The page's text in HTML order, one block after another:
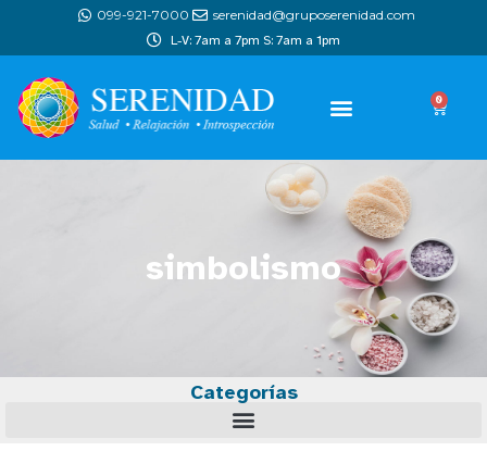
099-921-7000 serenidad@gruposerenidad.com
L-V: 7am a 7pm S: 7am a 1pm
0
simbolismo
Categorías